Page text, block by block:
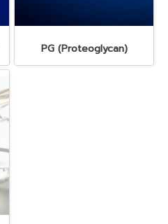
PG (Proteoglycan)